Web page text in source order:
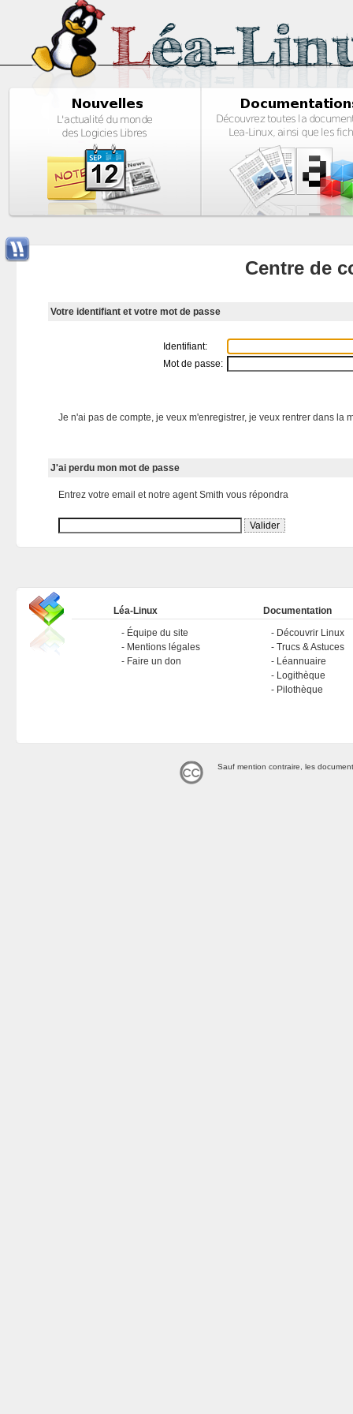
Centre de
Votre identifiant et votre mot de passe
Identifiant:
Mot de passe:
Je n'ai pas de compte, je veux m'enregistrer, je veux rentrer dans la
J'ai perdu mon mot de passe
Entrez votre email et notre agent Smith vous répondra
Léa-Linux
Équipe du site
Mentions légales
Faire un don
Documentation
Découvrir Linux
Trucs & Astuces
Léannuaire
Logithèque
Pilothèque
Sauf mention contraire, les